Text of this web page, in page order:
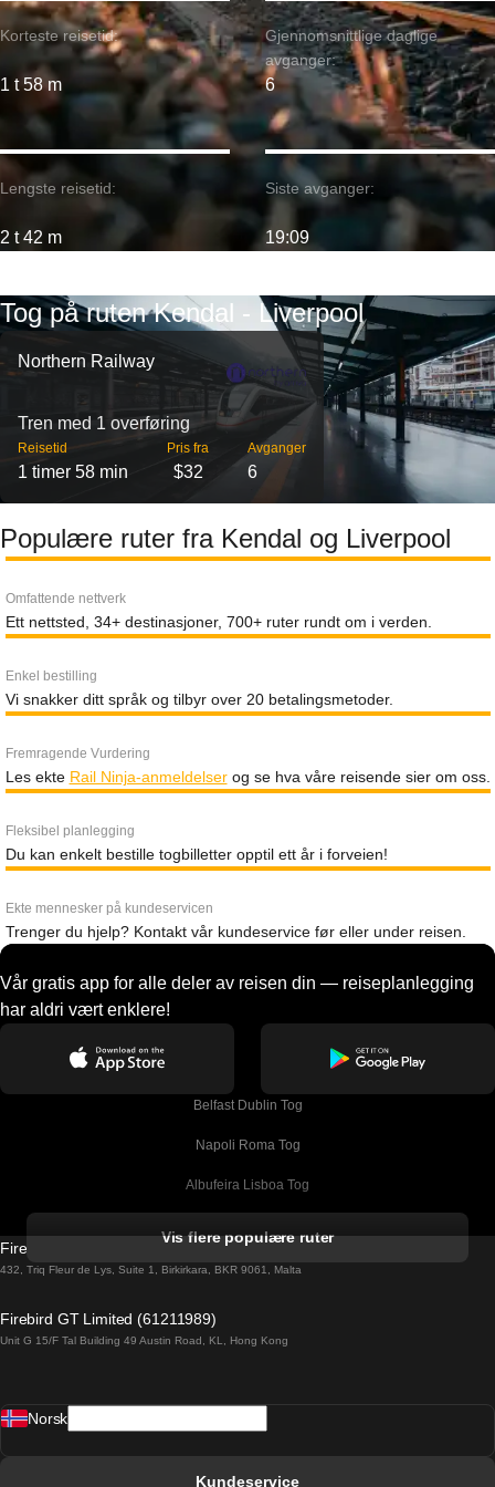
Korteste reisetid:
1 t 58 m
Lengste reisetid:
2 t 42 m
Gjennomsnittlige daglige
avganger:
6
Siste avganger:
19:09
Tog på ruten Kendal - Liverpool
Northern Railway
Tren med 1 overføring
Reisetid
1 timer 58 min
Pris fra
$32
Avganger
6
Populære ruter fra Kendal og Liverpool
Omfattende nettverk
Ett nettsted, 34+ destinasjoner, 700+ ruter rundt om i verden.
Enkel bestilling
Vi snakker ditt språk og tilbyr over 20 betalingsmetoder.
Fremragende Vurdering
Les ekte Rail Ninja-anmeldelserog se hva våre reisende sier om oss.
Fleksibel planlegging
Du kan enkelt bestille togbilletter opptil ett år i forveien!
Ekte mennesker på kundeservicen
Trenger du hjelp? Kontakt vår kundeservice før eller under reisen.
Vår gratis app for alle deler av reisen din — reiseplanlegging
har aldri vært enklere!
Belfast Dublin Tog
Napoli Roma Tog
Albufeira Lisboa Tog
Barcelona Madrid Tog
Barcelona Sevilla Tog
Vis flere populære ruter
Firebird GT Limited (OC 1451)
432, Triq Fleur de Lys, Suite 1, Birkirkara, BKR 9061, Malta
Firebird GT Limited (61211989)
Unit G 15/F Tal Building 49 Austin Road, KL, Hong Kong
Norsk
Kundeservice